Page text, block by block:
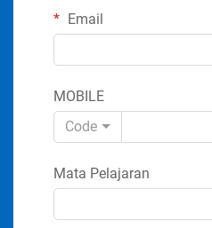
Email
MOBILE
Code
Mata Pelajaran